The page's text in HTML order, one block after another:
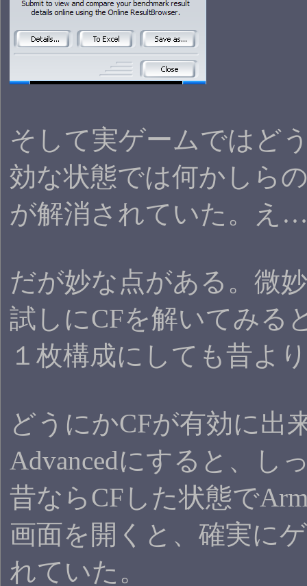
そして実ゲームではど
効な状態では何かしら
が解消されていた。
だが妙な点がある。微
試しにCFを解いてみる
１枚構成にしても昔よ
どうにかCFが有効に出
Advancedにすると、し
昔ならCFした状態で
画面を開くと、確実に
れていた。